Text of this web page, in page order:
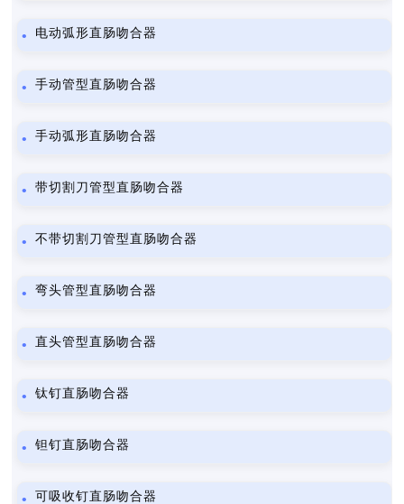
电动弧形直肠吻合器
手动管型直肠吻合器
手动弧形直肠吻合器
带切割刀管型直肠吻合器
不带切割刀管型直肠吻合器
弯头管型直肠吻合器
直头管型直肠吻合器
钛钉直肠吻合器
钽钉直肠吻合器
可吸收钉直肠吻合器